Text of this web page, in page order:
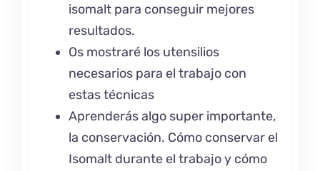
isomalt para conseguir mejores
resultados.
Os mostraré los utensilios
necesarios para el trabajo con
estas técnicas
Aprenderás algo super importante,
la conservación. Cómo conservar el
Isomalt durante el trabajo y cómo